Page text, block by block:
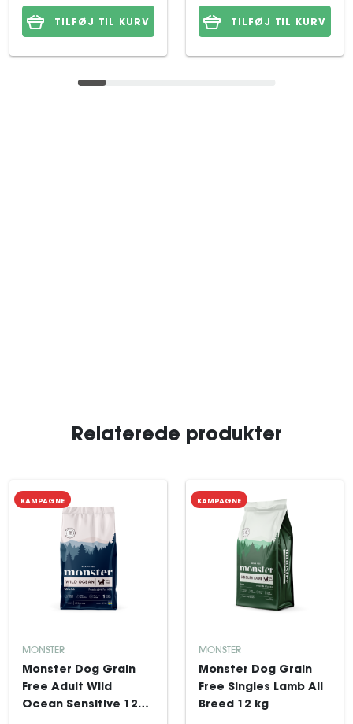
TILFØJ TIL KURV TILFØJ TIL KURV
Relaterede produkter
KAMPAGNE
MONSTER
Monster Dog Grain
Free Adult Wild
Ocean Sensitive 12
KAMPAGNE
MONSTER
Monster Dog Grain
Free Singles Lamb All
Breed 12 kg